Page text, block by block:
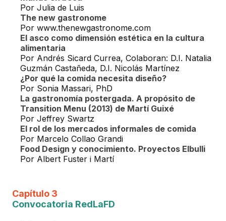
Por Julia de Luis
The new gastronome
Por www.thenewgastronome.com
El asco como dimensión estética en la cultura
alimentaria
Por Andrés Sicard Currea, Colaboran: D.I. Natalia
Guzmán Castañeda, D.I. Nicolás Martínez
¿Por qué la comida necesita diseño?
Por Sonia Massari, PhD
La gastronomía postergada. A propósito de
Transition Menu (2013) de Martí Guixé
Por Jeffrey Swartz
El rol de los mercados informales de comida
Por Marcelo Collao Grandi
Food Design y conocimiento. Proyectos Elbulli
Por Albert Fuster i Martí
Capítulo 3
Convocatoria RedLaFD